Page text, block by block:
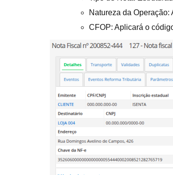
Natureza da
CFOP: Aplicará o